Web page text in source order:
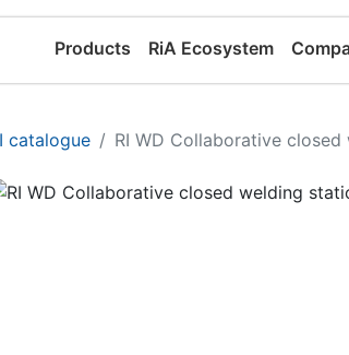
Products RiA Ecosystem
catalogue RI WD Collaborative